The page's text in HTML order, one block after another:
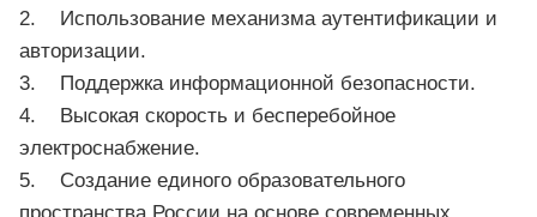
2. Использование механизма аутентификации и
авторизации.
3. Поддержка информационной безопасности.
4. Высокая скорость и бесперебойное
электроснабжение.
5. Создание единого образовательного